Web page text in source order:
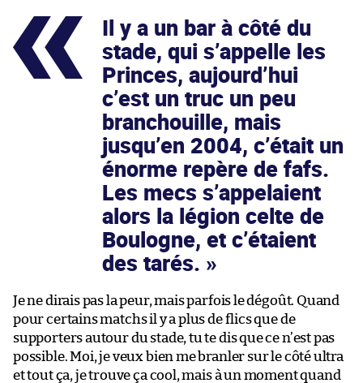
Il y a un bar à côté du
stade, qui s’appelle les
Princes, aujourd’hui
c’est un truc un peu
branchouille, mais
jusqu’en 2004, c’était un
énorme repère de fafs.
Les mecs s’appelaient
alors la légion celte de
Boulogne, et c’étaient
des tarés.
Je ne dirais pas la peur, mais parfois le dégoût. Quand
pour certains matchs il y a plus de flics que de
supporters autour du stade, tu te dis que ce n’est pas
possible. Moi, je veux bien me branler sur le côté ultra
et tout ça, je trouve ça cool, mais à un moment quand